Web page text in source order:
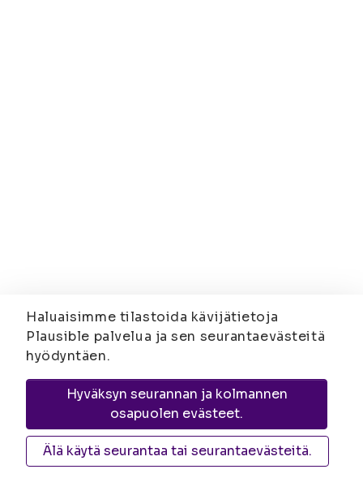
Haluaisimme tilastoida kävijätietoja
Plausible palvelua ja sen seurantaevästeitä
hyödyntäen.
Hyväksyn seurannan ja kolmannen
osapuolen evästeet.
Älä käytä seurantaa tai seurantaevästeitä.